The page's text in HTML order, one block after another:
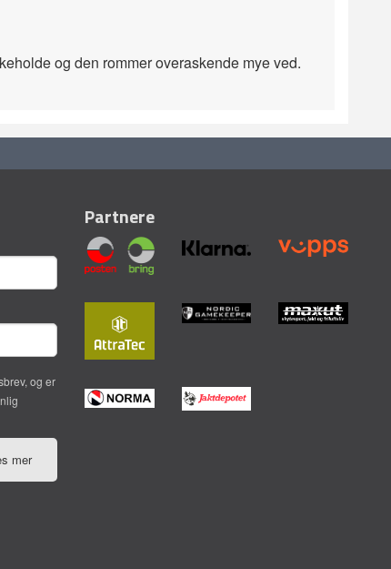
og den rommer overaskende mye ved.
og er
mer
Partnere